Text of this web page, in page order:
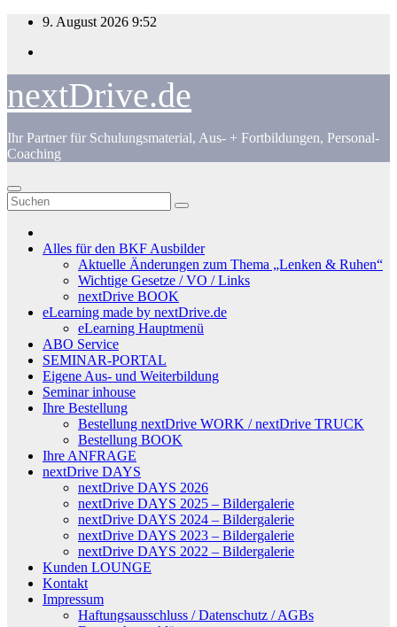
Zum
springen
9. August 2026 9:52
nextDrive.de
Ihr Partner für Schulungsmaterial, Aus- + Fortbildungen, Personal-
Coaching
Alles für den BKF Ausbilder
Aktuelle Änderungen zum Thema „Lenken & Ruhen“
Wichtige Gesetze / VO / Links
nextDrive BOOK
eLearning made by nextDrive.de
eLearning Hauptmenü
ABO Service
SEMINAR-PORTAL
Eigene Aus- und Weiterbildung
Seminar inhouse
Ihre Bestellung
Bestellung nextDrive WORK / nextDrive TRUCK
Bestellung BOOK
Ihre ANFRAGE
nextDrive DAYS
nextDrive DAYS 2026
nextDrive DAYS 2025 – Bildergalerie
nextDrive DAYS 2024 – Bildergalerie
nextDrive DAYS 2023 – Bildergalerie
nextDrive DAYS 2022 – Bildergalerie
Kunden LOUNGE
Kontakt
Impressum
Haftungsausschluss / Datenschutz / AGBs